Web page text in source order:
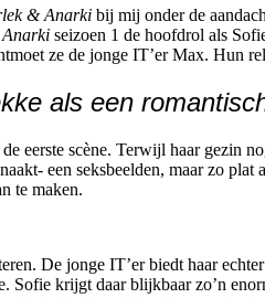
& Anarki bij mij onder de
seizoen 1 de hoofdrol als
ze de jonge IT’er Max. Hun
als een
eerste scène. Terwijl haar gezin
een seksbeelden, maar zo
te maken.
De jonge IT’er biedt haar
Sofie krijgt daar blijkbaar zo’n